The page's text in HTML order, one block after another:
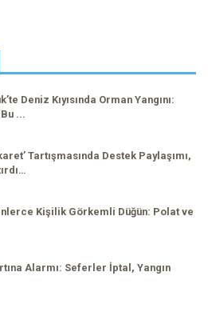
Deniz Kıyısında Orman Yangını:
...
Tartışmasında Destek Paylaşımı,
Kişilik Görkemli Düğün: Polat ve
Alarmı: Seferler İptal, Yangın